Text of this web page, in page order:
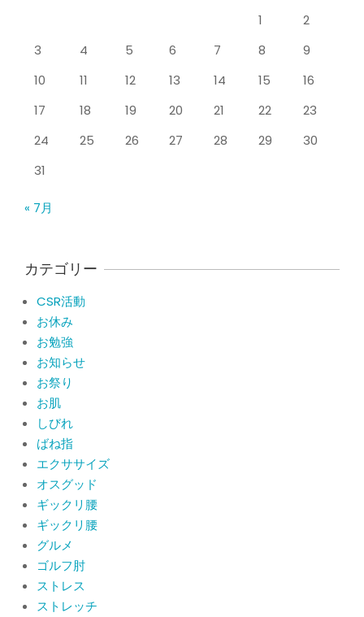
たほうがいい？それとも温める？
By: 院長 山下 On: 2026年5月25日
をしても痛みが取れない膝痛で来院さ
れた患者さまの声
By: 院長 山下 On: 2026年5月23日
ジャンプやダッシュで膝のお皿の下が
By: 院長 山下 On: 2026年5月22日
1
2
3
4 5 6 7 8
9
10
11 12 13 14 15
16
17
18 19 20 21 22
23
24
25 26 27 28 29
30
31
« 7月
カテゴリー
CSR活動
お休み
お勉強
お知らせ
お祭り
お肌
しびれ
ばね指
エクササイズ
オスグッド
ギックリ腰
ギックリ腰
グルメ
ゴルフ肘
ストレス
ストレッチ